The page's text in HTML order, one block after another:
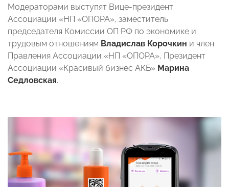
Модераторами выступят Вице-президент
Ассоциации «НП «ОПОРА», заместитель
председателя Комиссии ОП РФ по экономике и
трудовым отношениям Владислав Корочкин и член
Правления Ассоциации «НП «ОПОРА», Президент
Ассоциации «Красивый бизнес АКБ» Марина
Седловская.